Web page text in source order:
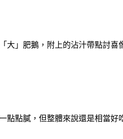
大」肥鵝，附上的沾汁帶點討喜
點點膩，但整體來說還是相當好